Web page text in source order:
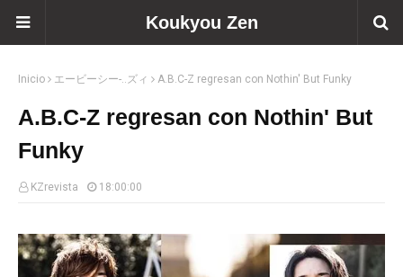
Koukyou Zen
Inicio エービーシー-..ズィ A.B.C-Z regresan con Nothin' But Funky
A.B.C-Z regresan con Nothin' But
Funky
KZrevista 18:00:00